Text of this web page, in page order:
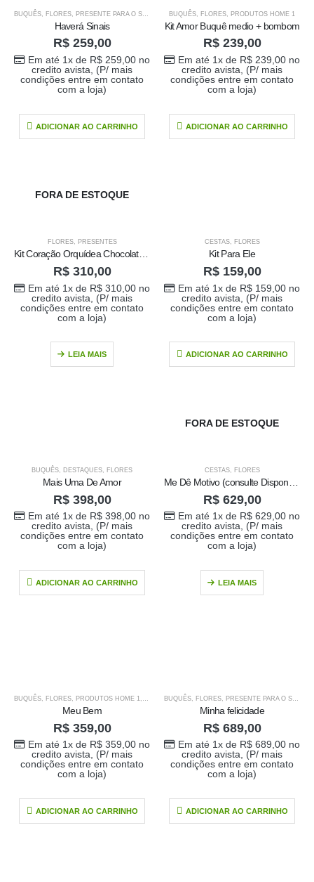
BUQUÊS FLORES PRESENTE PARA O SEU AMOR ,PRODUTOS HOME 1
Haverá Sinais
R$259,00
Em até 1x de R$259,00no
credito avista, (P/ mais
condições entre em contato
com a loja)
ADICIONAR AO CARRINHO
BUQUÊS FLORES PRODUTOS HOME 1
Kit Amor Buquê medio + bombom
R$239,00
Em até 1x de R$239,00no
credito avista, (P/ mais
condições entre em contato
com a loja)
ADICIONAR AO CARRINHO
FORA DE ESTOQUE
FLORES, PRESENTES
Kit Coração Orquídea Chocolate e Muringa Super Especial + Bombons
R$310,00
Em até 1x de R$310,00no
credito avista, (P/ mais
condições entre em contato
com a loja)
LEIA MAIS
CESTAS, FLORES
Kit Para Ele
R$159,00
Em até 1x de R$159,00no
credito avista, (P/ mais
condições entre em contato
com a loja)
ADICIONAR AO CARRINHO
BUQUÊS, DESTAQUES, FLORES
Mais Uma De Amor
R$398,00
Em até 1x de R$398,00no
credito avista, (P/ mais
condições entre em contato
com a loja)
ADICIONAR AO CARRINHO
FORA DE ESTOQUE
CESTAS, FLORES
R$629,00
Em até 1x de R$629,00no
credito avista, (P/ mais
condições entre em contato
com a loja)
LEIA MAIS
BUQUÊS FLORES PRODUTOS HOME 1 PRODUTOS HOME1
Meu Bem
R$359,00
Em até 1x de R$359,00no
credito avista, (P/ mais
condições entre em contato
com a loja)
ADICIONAR AO CARRINHO
BUQUÊS FLORES PRESENTE PARA O SEU AMOR
Minha felicidade
R$689,00
Em até 1x de R$689,00no
credito avista, (P/ mais
condições entre em contato
com a loja)
ADICIONAR AO CARRINHO